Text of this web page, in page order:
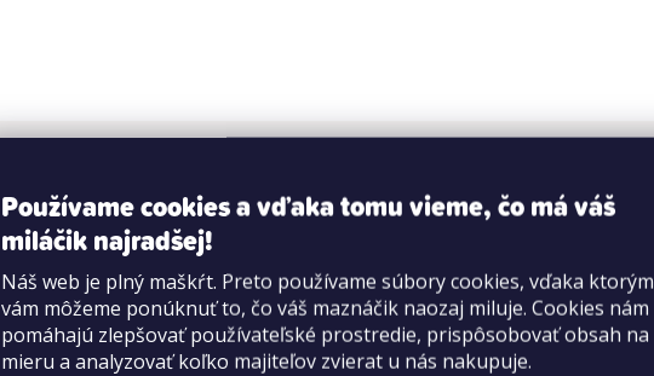
Používame cookies a vďaka tomu vieme, čo má váš
miláčik najradšej!
Náš web je plný maškŕt. Preto používame súbory cookies, vďaka ktorým
vám môžeme ponúknuť to, čo váš maznáčik naozaj miluje. Cookies nám
pomáhajú zlepšovať používateľské prostredie, prispôsobovať obsah na
mieru a analyzovať koľko majiteľov zvierat u nás nakupuje.